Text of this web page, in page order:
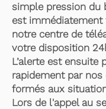
simple pression du
est immédiatement
notre centre de
votre disposition
L’alerte est ensuite
rapidement par nos
formés aux
Lors de l'appel au